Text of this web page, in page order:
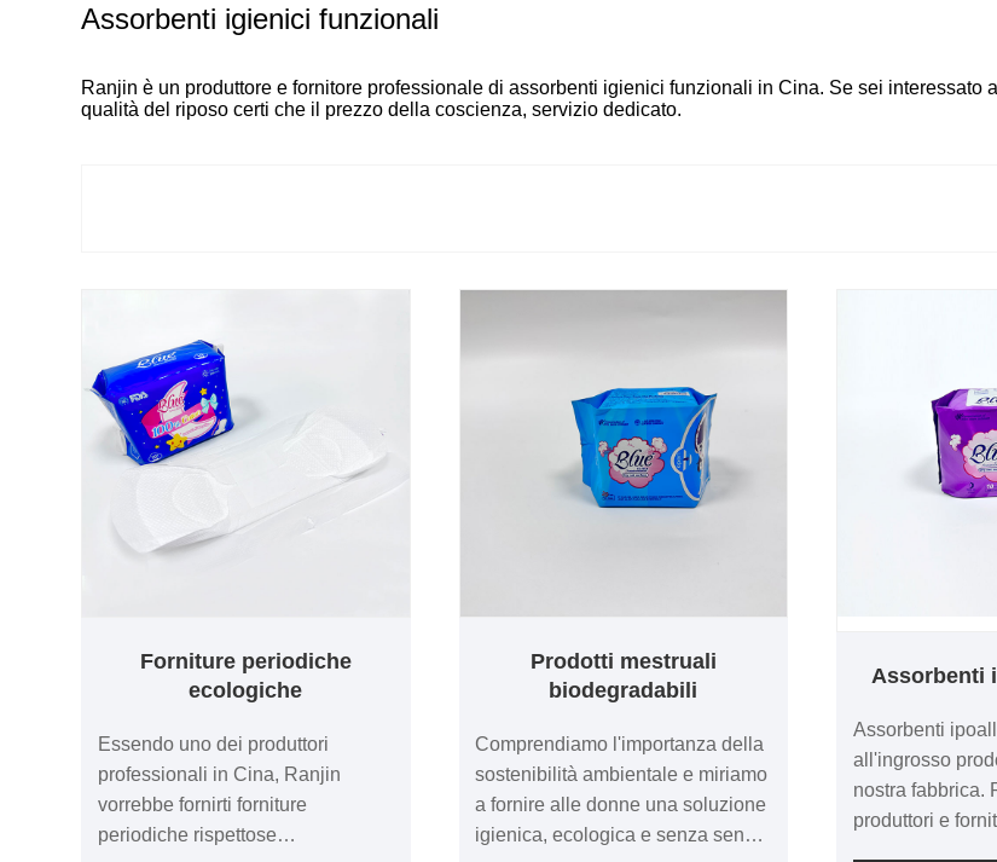
Assorbenti igienici funzionali
Ranjin è un produttore e fornitore professionale di assorbenti igienici funzionali in Cina. Se sei
qualità del riposo certi che il prezzo della coscienza, servizio dedicato.
Forniture periodiche
ecologiche
Essendo uno dei produttori
professionali in Cina, Ranjin
vorrebbe fornirti forniture
periodiche rispettose
Prodotti mestruali
biodegradabili
Comprendiamo l'importanza della
sostenibilità ambientale e miriamo
a fornire alle donne una soluzione
igienica, ecologica e senza sensi
Assorbenti
Assorbenti
all'ingrosso
nostra fabbrica.
produttori e